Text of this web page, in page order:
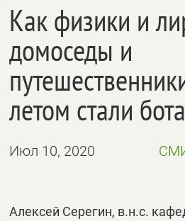
Как физики и
домоседы и
летом стали
Июл 10, 2020
Алексей Серегин, в.н.с.